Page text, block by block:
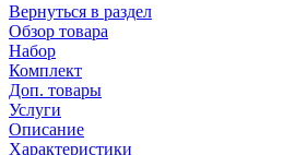
Вернуться в раздел
Обзор товара
Набор
Комплект
Доп. товары
Услуги
Описание
Характеристики